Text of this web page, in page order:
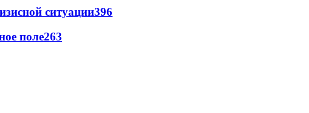
ситуации396
поле263